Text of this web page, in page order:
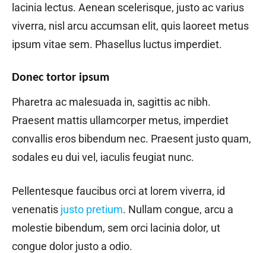
lacinia lectus. Aenean scelerisque, justo ac varius
viverra, nisl arcu accumsan elit, quis laoreet metus
ipsum vitae sem. Phasellus luctus imperdiet.
Donec tortor ipsum
Pharetra ac malesuada in, sagittis ac nibh.
Praesent mattis ullamcorper metus, imperdiet
convallis eros bibendum nec. Praesent justo quam,
sodales eu dui vel, iaculis feugiat nunc.
Pellentesque faucibus orci at lorem viverra, id
venenatis justo pretium. Nullam congue, arcu a
molestie bibendum, sem orci lacinia dolor, ut
congue dolor justo a odio.